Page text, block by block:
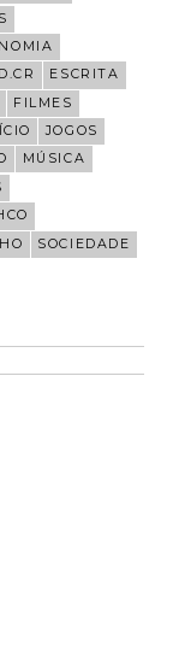
ESCRITA
FILMES
JOGOS
MÚSICA
SOCIEDADE